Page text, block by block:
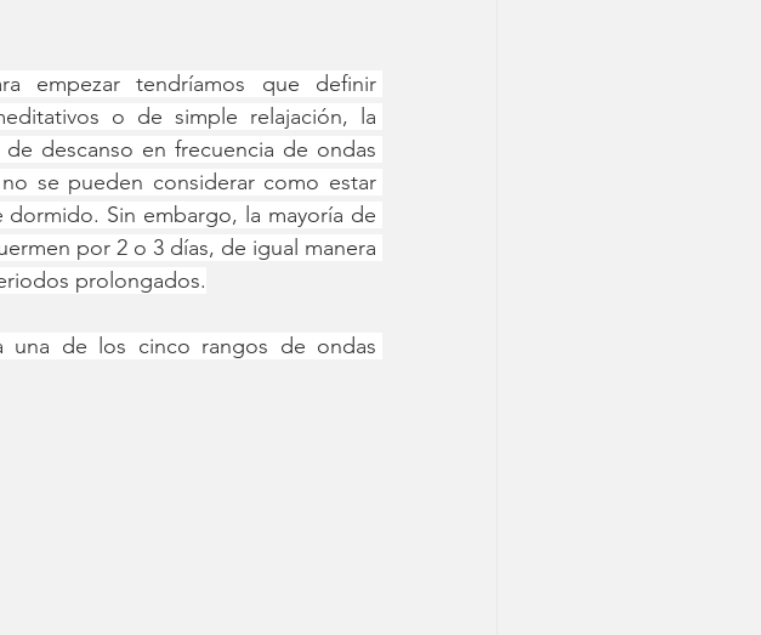
empezar tendríamos que definir
o de simple relajación, la
descanso en frecuencia de ondas
se pueden considerar como estar
dormido. Sin embargo, la mayoría de
por 2 o 3 días, de igual manera
prolongados.
una de los cinco rangos de ondas